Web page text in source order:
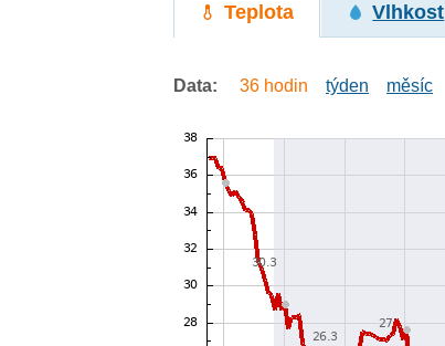
Teplota Vlhkost
Data: 36 hodin týden měsíc